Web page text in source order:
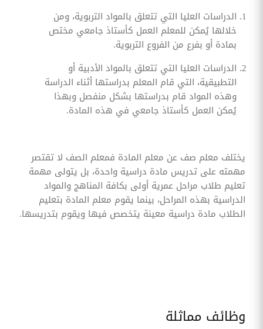
الدراسات العليا التي تتعلق بالمواد التربوية، ومن
خلالها يُمكن للمعلم العمل كأستاذ جامعي مختص
بمادة أو بفرع من الفروع التربوية.
الدراسات العليا التي تتعلق بالمواد الأدبية أو
التطبيقية، التي قام المعلم بدراستها أثناء الدراسة
وهذه المواد قام بدراستها بشكل منفصل وبهذا
يُمكن العمل كأستاذ جامعي في هذه المادة.
يختلف معلم صف عن معلم المادة فمعلم الصف لا تقتصر
مهمته على تدريس مادة دراسية واحدة، بل يتولى مهمة
تعليم طلاب مراحل عمرية أولى بكافة المناهج والمواد
الدراسية بهذه المراحل، بينما يقوم معلم المادة بتعليم
الطلاب مادة دراسية معينة يتخصص فيها ويقوم بتدريسها.
وظائف مماثلة